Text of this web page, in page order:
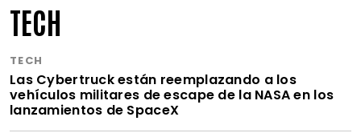
TECH
TECH
Las Cybertruck están reemplazando a los
vehículos militares de escape de la NASA en los
lanzamientos de SpaceX